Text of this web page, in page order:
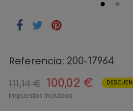
Referencia: 200-17964
111,14 € 100,02 €
Impuestos incluidos